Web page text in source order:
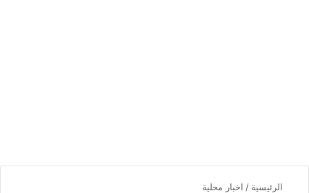
الرئيسية / اخبار محلية